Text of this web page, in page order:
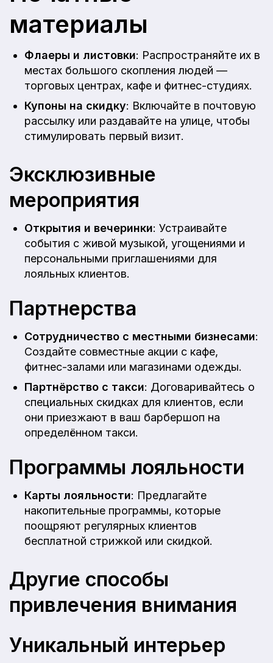
материалы
Флаеры и листовки: Распространяйте их в
местах большого скопления людей —
торговых центрах, кафе и фитнес-студиях.
Купоны на скидку: Включайте в почтовую
рассылку или раздавайте на улице, чтобы
стимулировать первый визит.
Эксклюзивные
мероприятия
Открытия и вечеринки: Устраивайте
события с живой музыкой, угощениями и
персональными приглашениями для
лояльных клиентов.
Партнерства
Сотрудничество с местными бизнесами:
Создайте совместные акции с кафе,
фитнес-залами или магазинами одежды.
Партнёрство с такси: Договаривайтесь о
специальных скидках для клиентов, если
они приезжают в ваш барбершоп на
определённом такси.
Программы лояльности
Карты лояльности: Предлагайте
накопительные программы, которые
поощряют регулярных клиентов
бесплатной стрижкой или скидкой.
Другие способы
привлечения внимания
Уникальный интерьер